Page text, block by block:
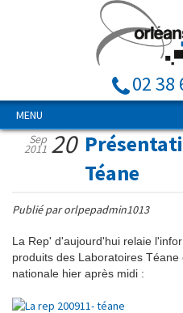
02 38
MENU
Téane
Sep
2011 20
Publié par orlpepadmin1013
La Rep' d'aujourd'hui relaie
produits des Laboratoires
nationale hier après midi :